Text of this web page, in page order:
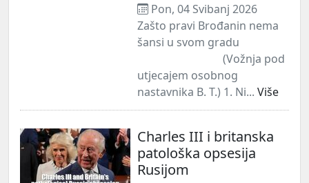
Pon, 04 Svibanj 2026
Zašto pravi Brođanin nema
šansi u svom gradu
(Vožnja pod
utjecajem osobnog
nastavnika B. T.) 1. Ni... Više
Charles III i britanska
patološka opsesija
Rusijom